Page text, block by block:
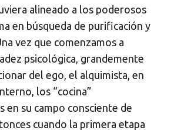
alineado a los poderosos
en búsqueda de purificación y
vez que comenzamos a
psicológica, grandemente
del ego, el alquimista, en
los “cocina”
en su campo consciente de
cuando la primera etapa